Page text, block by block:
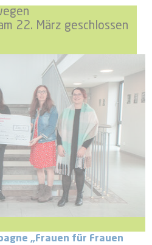
22. März geschlossen
„Frauen für Frauen